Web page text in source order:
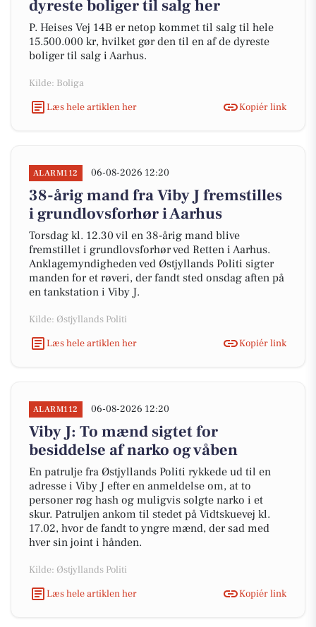
dyreste boliger til salg her
P. Heises Vej 14B er netop kommet til salg til hele
15.500.000 kr, hvilket gør den til en af de dyreste
boliger til salg i Aarhus.
Kilde: Boliga
Læs hele artiklen her
Kopiér link
ALARM112 06-08-2026 12:20
38-årig mand fra Viby J fremstilles
i grundlovsforhør i Aarhus
Torsdag kl. 12.30 vil en 38-årig mand blive
fremstillet i grundlovsforhør ved Retten i Aarhus.
Anklagemyndigheden ved Østjyllands Politi sigter
manden for et røveri, der fandt sted onsdag aften på
en tankstation i Viby J.
Kilde: Østjyllands Politi
Læs hele artiklen her
Kopiér link
ALARM112 06-08-2026 12:20
Viby J: To mænd sigtet for
besiddelse af narko og våben
En patrulje fra Østjyllands Politi rykkede ud til en
adresse i Viby J efter en anmeldelse om, at to
personer røg hash og muligvis solgte narko i et
skur. Patruljen ankom til stedet på Vidtskuevej kl.
17.02, hvor de fandt to yngre mænd, der sad med
hver sin joint i hånden.
Kilde: Østjyllands Politi
Læs hele artiklen her
Kopiér link